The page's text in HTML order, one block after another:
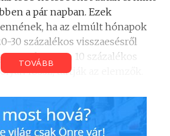
a pár napban. Ezek
ha az elmúlt hónapok
30 százalékos visszaesésről
azonban ez a 10 százalékos
rossz, tartják az elemzők.
számítógép eladások
is kicsi, amely jó hír a PC
év végén a legerősebb
TOVÁBB